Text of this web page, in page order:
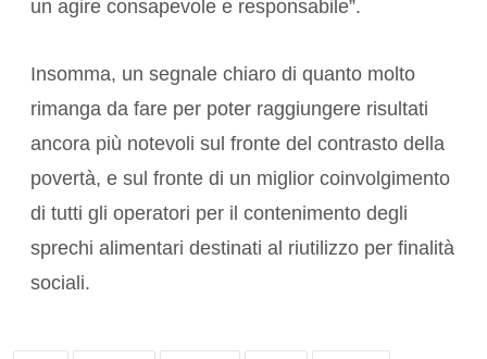
un agire consapevole e responsabile”.
Insomma, un segnale chiaro di quanto molto
rimanga da fare per poter raggiungere risultati
ancora più notevoli sul fronte del contrasto della
povertà, e sul fronte di un miglior coinvolgimento
di tutti gli operatori per il contenimento degli
sprechi alimentari destinati al riutilizzo per finalità
sociali.